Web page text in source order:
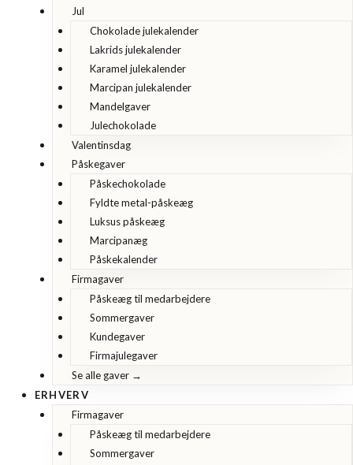
Jul
Chokolade julekalender
Lakrids julekalender
Karamel julekalender
Marcipan julekalender
Mandelgaver
Julechokolade
Valentinsdag
Påskegaver
Påskechokolade
Fyldte metal-påskeæg
Luksus påskeæg
Marcipanæg
Påskekalender
Firmagaver
Påskeæg til medarbejdere
Sommergaver
Kundegaver
Firmajulegaver
Se alle gaver →
ERHVERV
Firmagaver
Påskeæg til medarbejdere
Sommergaver